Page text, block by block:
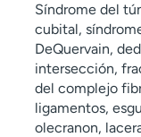
Síndrome del
cubital,
DeQuervain,
intersección,
del complejo
ligamentos,
olecranon,